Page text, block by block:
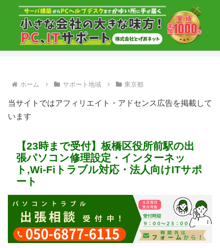
ホーム サポート地域 東京都
当サイトではアフィリエイト・アドセンス広告を掲載して
います
【23時まで受付】板橋区役所前駅の出
張パソコン修理設定・インターネッ
ト,Wi-Fiトラブル対応・法人向けITサポ
ート